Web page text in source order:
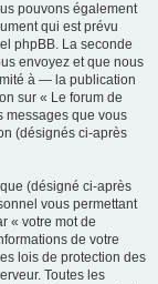
pouvons également
qui est prévu
phpBB. La seconde
envoyez et que nous
à — la publication
sur « Le forum de
messages que vous
(désignés ci-après
(désigné ci-après
vous permettant
« votre mot de
de votre
lois de protection des
Toutes les